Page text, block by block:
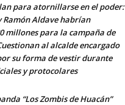
para atornillarse en el poder:
Ramón Aldave habrían
millones para la campaña de
al alcalde encargado
su forma de vestir durante
y protocolares
“Los Zombis de Huacán”